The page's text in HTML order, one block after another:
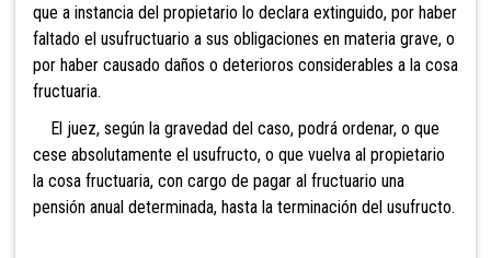
que a instancia del propietario lo declara extinguido, por haber
faltado el usufructuario a sus obligaciones en materia grave, o
por haber causado daños o deterioros considerables a la cosa
fructuaria.
El juez, según la gravedad del caso, podrá ordenar, o que
cese absolutamente el usufructo, o que vuelva al propietario
la cosa fructuaria, con cargo de pagar al fructuario una
pensión anual determinada, hasta la terminación del usufructo.